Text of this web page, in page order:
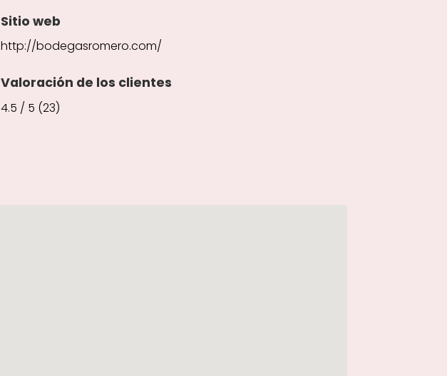
Sitio web
http://bodegasromero.com/
Valoración de los clientes
4.5 / 5 (23)